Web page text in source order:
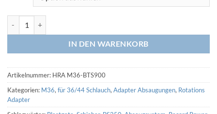
IN DEN WARENKORB
Artikelnummer: HRA M36-BTS900
Kategorien: M36, für 36/44 Schlauch, Adapter Absaugungen, Rotations
Adapter